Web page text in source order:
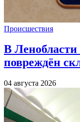
Происшествия
В
повреждён
04 августа 2026